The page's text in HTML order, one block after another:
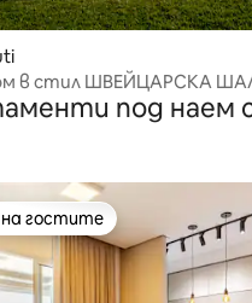
в стил ШВЕЙЦАРСКА
под наем
избор на гостите
гостите